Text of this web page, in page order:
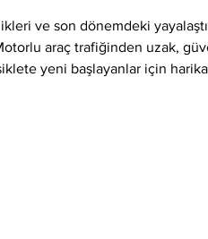
ve son dönemdeki
araç trafiğinden uzak,
yeni başlayanlar için harika